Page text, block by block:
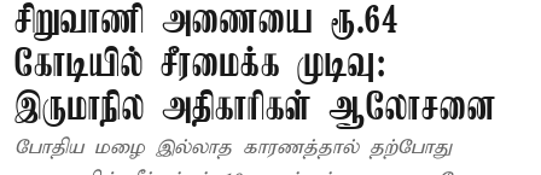
சிறுவாணி அணையை ரூ.64
கோடியில் சீரமைக்க முடிவு:
இருமாநில அதிகாரிகள் ஆலோசனை
போதிய மழை இல்லாத காரணத்தால் தற்போது